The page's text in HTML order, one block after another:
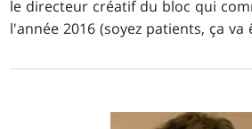
le directeur créatif du bloc qui
l'année 2016 (soyez patients, ça va